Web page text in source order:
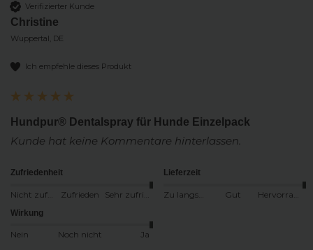
Verifizierter Kunde
Christine
Wuppertal, DE
Ich empfehle dieses Produkt
Hundpur® Dentalspray für Hunde Einzelpack
Kunde hat keine Kommentare hinterlassen.
Zufriedenheit
Zufrieden
Lieferzeit
Gut
Wirkung
Nein Noch nicht Ja